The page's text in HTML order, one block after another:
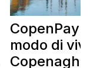
CopenPay:
modo di